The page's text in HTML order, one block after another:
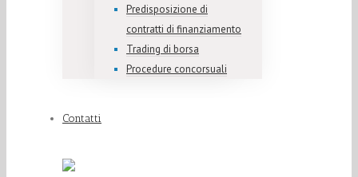
Predisposizione di
contratti di finanziamento
Trading di borsa
Procedure concorsuali
Contatti